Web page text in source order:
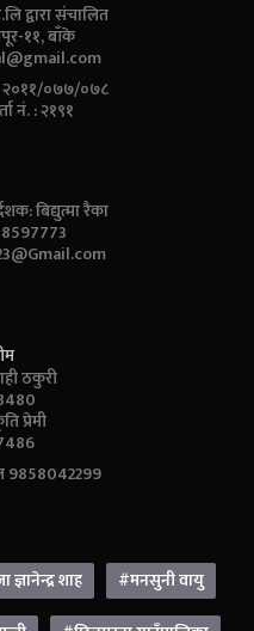
द्वारा संचालित
११, बाँके
२०११/०७७/०७८
नं. : २१९१
बिद्युत्मा रैका
ठकुरी
प्रेमी
9858042299
ज्ञानेन्द्र शाह
#मनसुनी वायु